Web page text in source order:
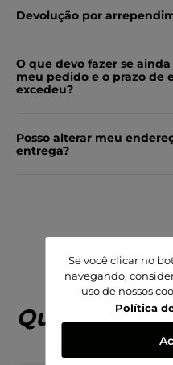
Se você clicar no
navegando,
uso de nossos
Política
Devolução por
O que devo fazer se
meu pedido e o prazo de
excedeu?
Posso alterar meu
entrega?
Quem viu,